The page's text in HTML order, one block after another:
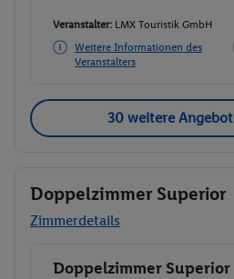
Veranstalter: LMX Touristik GmbH
Weitere Informationen des
Veranstalters
30 weitere
Doppelzimmer Superior
Zimmerdetails
Buchen
Doppelzimmer Superior